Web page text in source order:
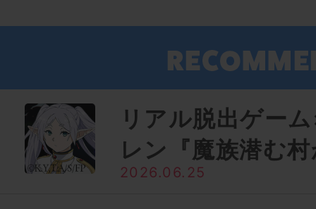
リアル脱出ゲー
レン『魔族潜む
2026.06.25